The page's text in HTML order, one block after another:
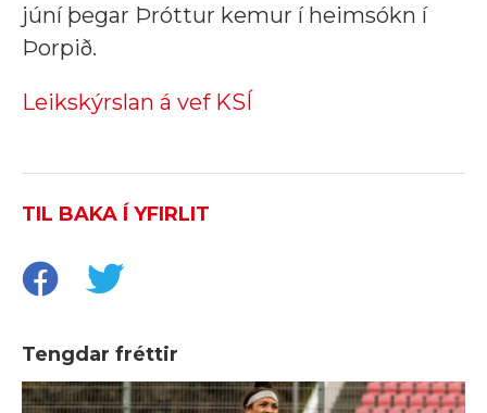
júní þegar Þróttur kemur í heimsókn í
Þorpið.
Leikskýrslan á vef KSÍ
TIL BAKA Í YFIRLIT
Tengdar fréttir